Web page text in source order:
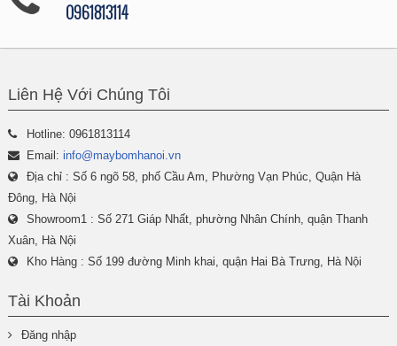
0961813114
Liên Hệ Với Chúng Tôi
Hotline: 0961813114
Email: info@maybomhanoi.vn
Địa chỉ : Số 6 ngõ 58, phố Cầu Am, Phường Vạn Phúc, Quận Hà
Đông, Hà Nội
Showroom1 : Số 271 Giáp Nhất, phường Nhân Chính, quận Thanh
Xuân, Hà Nội
Kho Hàng : Số 199 đường Minh khai, quận Hai Bà Trưng, Hà Nội
Tài Khoản
Đăng nhập